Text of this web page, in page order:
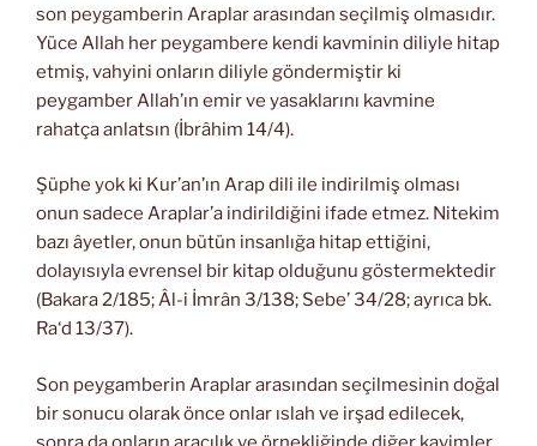
son peygamberin Araplar arasından seçilmiş olmasıdır.
Yüce Allah her peygambere kendi kavminin diliyle hitap
etmiş, vahyini onların diliyle göndermiştir ki
peygamber Allah’ın emir ve yasaklarını kavmine
rahatça anlatsın (İbrâhim 14/4).
Şüphe yok ki Kur’an’ın Arap dili ile indirilmiş olması
onun sadece Araplar’a indirildiğini ifade etmez. Nitekim
bazı âyetler, onun bütün insanlığa hitap ettiğini,
dolayısıyla evrensel bir kitap olduğunu göstermektedir
(Bakara 2/185; Âl-i İmrân 3/138; Sebe’ 34/28; ayrıca bk.
Ra‘d 13/37).
Son peygamberin Araplar arasından seçilmesinin doğal
bir sonucu olarak önce onlar ıslah ve irşad edilecek,